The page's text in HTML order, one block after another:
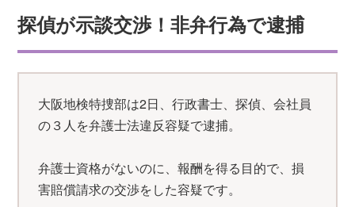
探偵が示談交渉！非弁行為で逮捕
大阪地検特捜部は2日、行政書士、探偵、会社員
の３人を弁護士法違反容疑で逮捕。
弁護士資格がないのに、報酬を得る目的で、損
害賠償請求の交渉をした容疑です。